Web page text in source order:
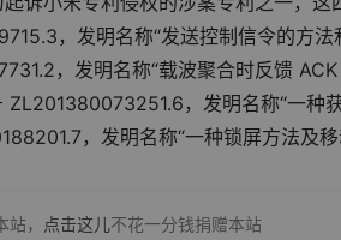
，发明名称“发送控制信令的方
，发明名称“载波聚合时反馈
ZL201380073251.6，发明名称“一种
，发明名称“一种锁屏方法及
， 点击这儿不花一分钱捐赠本站